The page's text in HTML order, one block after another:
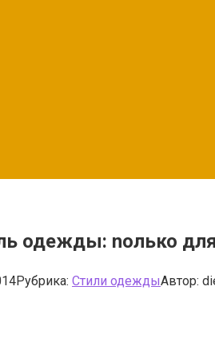
одежды: nолько
Рубрика: Стили одеждыАвтор: